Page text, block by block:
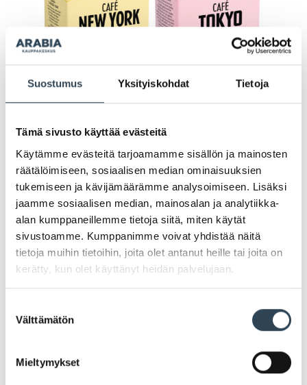
Suostumus Yksityiskohdat Tietoja
Tämä sivusto käyttää evästeitä
Käytämme evästeitä tarjoamamme sisällön ja mainosten
räätälöimiseen, sosiaalisen median ominaisuuksien
tukemiseen ja kävijämäärämme analysoimiseen. Lisäksi
jaamme sosiaalisen median, mainosalan ja analytiikka-
alan kumppaneillemme tietoja siitä, miten käytät
sivustoamme. Kumppanimme voivat yhdistää näitä
tietoja muihin tietoihin, joita olet antanut heille tai joita on
kerätty, kun olet käyttänyt heidän palvelujaan.
valinta
Välttämätön
Mieltymykset
PAHOITTELUT, TARJOUS EI OLE ENÄÄ VOIMASSA